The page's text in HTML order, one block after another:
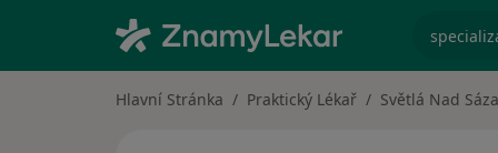
Hlavní Stránka Praktický Lékař Světlá Nad